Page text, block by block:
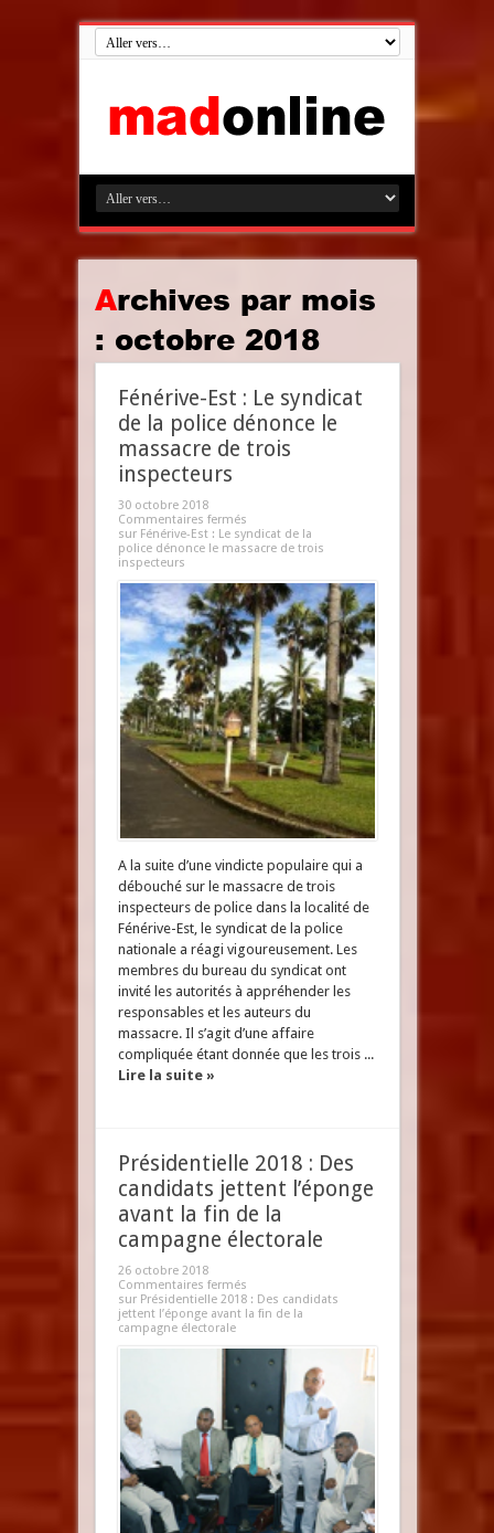
Archives par mois
: octobre 2018
Fénérive-Est : Le syndicat
de la police dénonce le
massacre de trois
inspecteurs
30 octobre 2018
Commentaires fermés
sur Fénérive-Est : Le syndicat de la
police dénonce le massacre de trois
inspecteurs
A la suite d’une vindicte populaire qui a
débouché sur le massacre de trois
inspecteurs de police dans la localité de
Fénérive-Est, le syndicat de la police
nationale a réagi vigoureusement. Les
membres du bureau du syndicat ont
invité les autorités à appréhender les
responsables et les auteurs du
massacre. Il s’agit d’une affaire
compliquée étant donnée que les trois ...
Lire la suite »
Présidentielle 2018 : Des
candidats jettent l’éponge
avant la fin de la
campagne électorale
26 octobre 2018
Commentaires fermés
sur Présidentielle 2018 : Des candidats
jettent l’éponge avant la fin de la
campagne électorale